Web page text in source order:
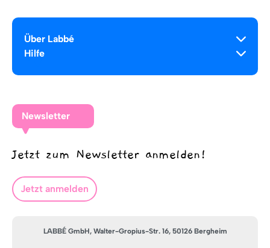
Über Labbé
Hilfe
Newsletter
Jetzt zum Newsletter anmelden!
Jetzt anmelden
LABBÉ GmbH, Walter-Gropius-Str. 16, 50126 Bergheim